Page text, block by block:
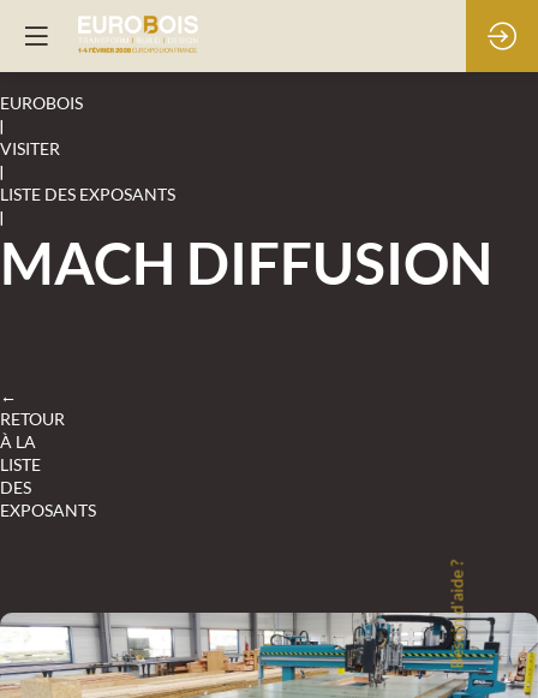
EUROBOIS
|
VISITER
|
LISTE DES EXPOSANTS
|
MACH DIFFUSION
←
RETOUR
À LA
LISTE
DES
EXPOSANTS
Besoin d'aide ?